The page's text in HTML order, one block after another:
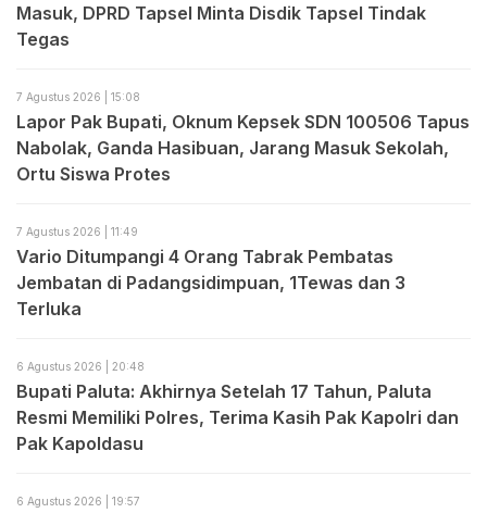
Masuk, DPRD Tapsel Minta Disdik Tapsel Tindak
Tegas
7 Agustus 2026 | 15:08
Lapor Pak Bupati, Oknum Kepsek SDN 100506 Tapus
Nabolak, Ganda Hasibuan, Jarang Masuk Sekolah,
Ortu Siswa Protes
7 Agustus 2026 | 11:49
Vario Ditumpangi 4 Orang Tabrak Pembatas
Jembatan di Padangsidimpuan, 1Tewas dan 3
Terluka
6 Agustus 2026 | 20:48
Bupati Paluta: Akhirnya Setelah 17 Tahun, Paluta
Resmi Memiliki Polres, Terima Kasih Pak Kapolri dan
Pak Kapoldasu
6 Agustus 2026 | 19:57